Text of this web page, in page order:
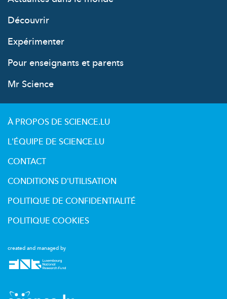
Découvrir
Expérimenter
Pour enseignants et parents
Mr Science
created and managed by
À PROPOS DE SCIENCE.LU
L'ÉQUIPE DE SCIENCE.LU
CONTACT
CONDITIONS D'UTILISATION
POLITIQUE DE CONFIDENTIALITÉ
POLITIQUE COOKIES